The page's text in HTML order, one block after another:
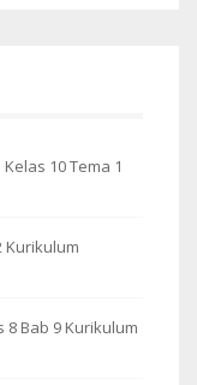
10 Tema 1
Kurikulum
8 Bab 9 Kurikulum